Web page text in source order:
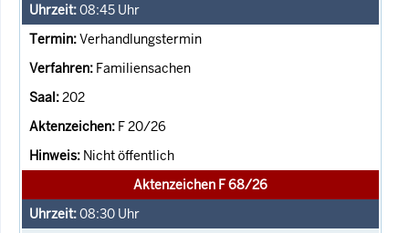
08:45 Uhr
Verhandlungstermin
Familiensachen
202
F 20/26
Nicht öffentlich
Aktenzeichen F 68/26
08:30 Uhr